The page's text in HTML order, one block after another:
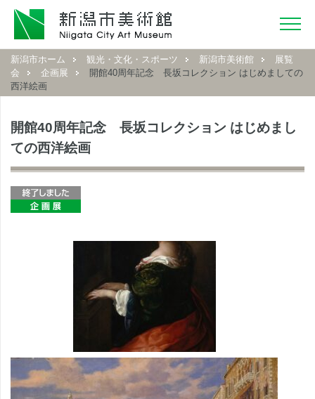
新潟市ホーム 観光・文化・スポーツ 新潟市美術館
展覧
会
企画展
開館40周年記念 長坂コレクション はじめましての
西洋絵画
開館40周年記念 長坂コレクション はじめまし
ての西洋絵画